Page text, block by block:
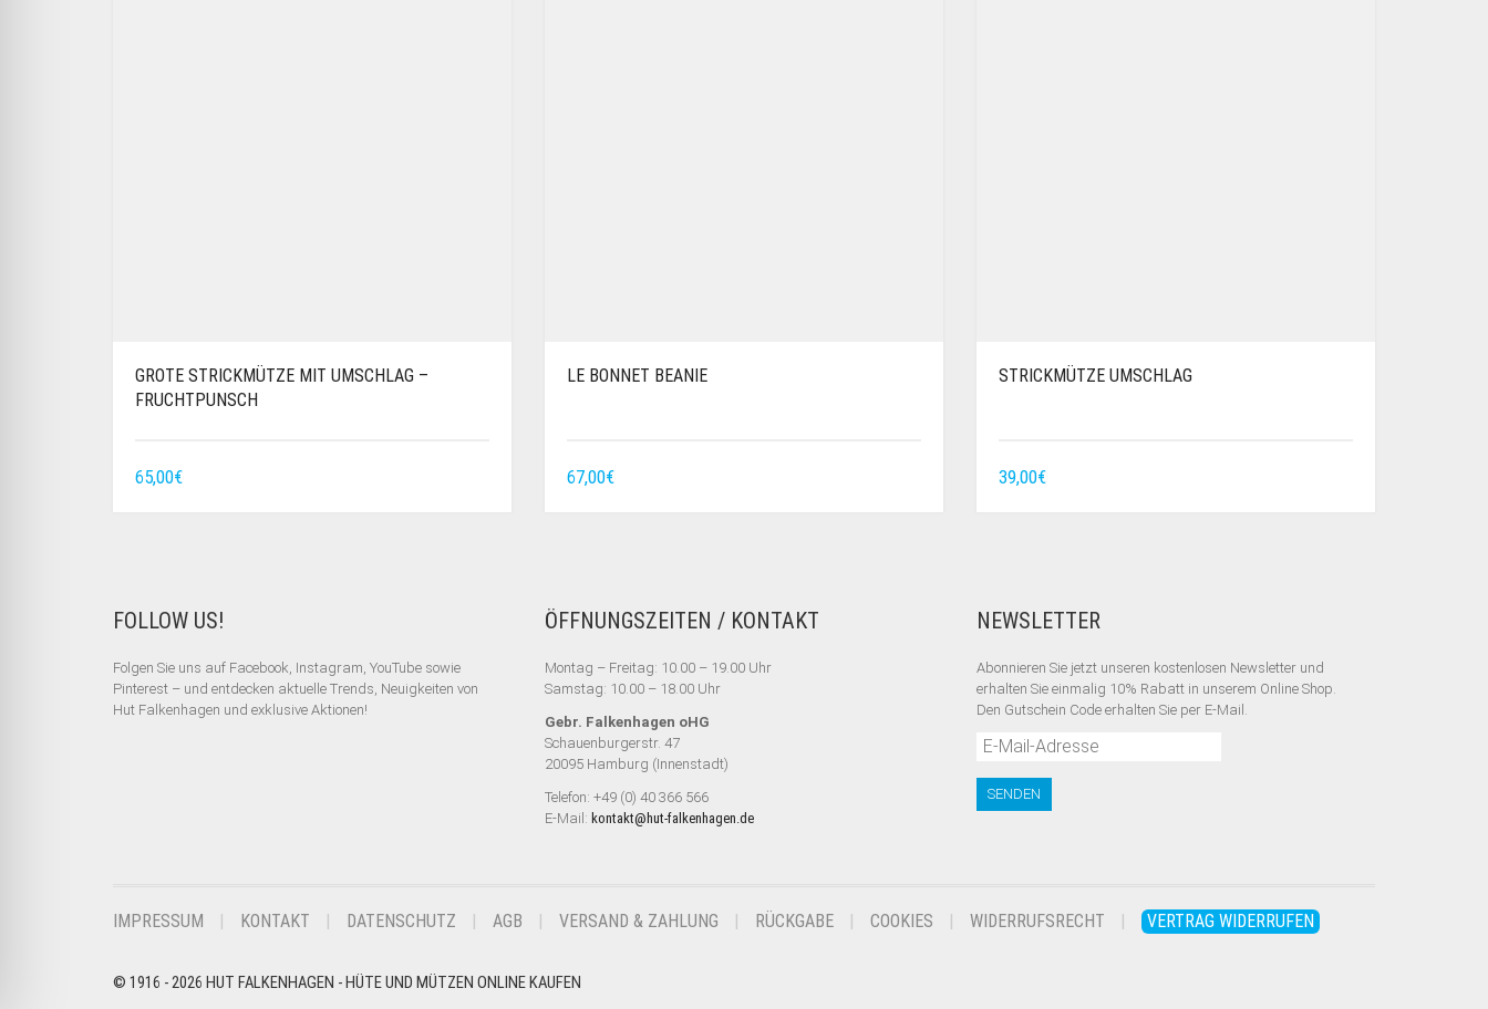
GROTE STRICKMÜTZE MIT UMSCHLAG –
FRUCHTPUNSCH
65,00€
LE BONNET BEANIE
67,00€
STRICKMÜTZE UMSCHLAG
39,00€
FOLLOW US!
Folgen Sie uns auf Facebook, Instagram, YouTube sowie
Pinterest – und entdecken aktuelle Trends, Neuigkeiten von
Hut Falkenhagen und exklusive Aktionen!
ÖFFNUNGSZEITEN / KONTAKT
Montag – Freitag: 10.00 – 19.00 Uhr
Samstag: 10.00 – 18.00 Uhr
Gebr. Falkenhagen oHG
Schauenburgerstr. 47
20095 Hamburg (Innenstadt)
Telefon: +49 (0) 40 366 566
E-Mail: kontakt@hut-falkenhagen.de
NEWSLETTER
Abonnieren Sie jetzt unseren kostenlosen Newsletter und
erhalten Sie einmalig 10% Rabatt in unserem Online Shop.
Den Gutschein Code erhalten Sie per E-Mail.
IMPRESSUM KONTAKT DATENSCHUTZ AGB VERSAND & ZAHLUNG RÜCKGABE COOKIES WIDERRUFSRECHT VERTRAG WIDERRUFEN
© 1916 - 2026 HUT FALKENHAGEN - HÜTE UND MÜTZEN ONLINE KAUFEN